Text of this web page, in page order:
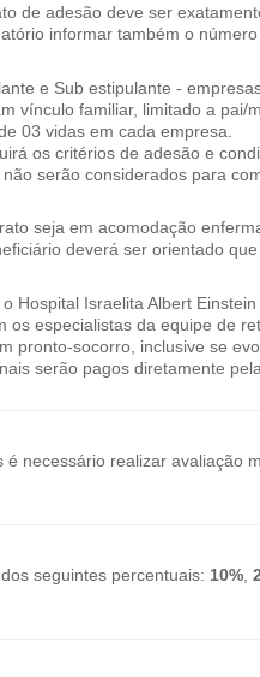
de adesão deve ser
informar também o
e Sub estipulante -
vínculo familiar, limitado a pai/
03 vidas em cada empresa.
os critérios de adesão e
serão considerados para
seja em acomodação
deverá ser orientado
Hospital Israelita Albert
os especialistas da equipe de
pronto-socorro, inclusive se
serão pagos diretamente
necessário realizar avaliação
seguintes percentuais: 10%,